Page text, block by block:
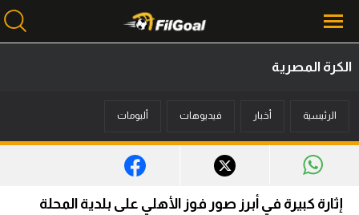
أخبار
الكرة المصرية
الرئيسية أخبار فيديوهات ألبومات
إثارة كبيرة في أبرز صور فوز الأهلي على بلدية المحلة